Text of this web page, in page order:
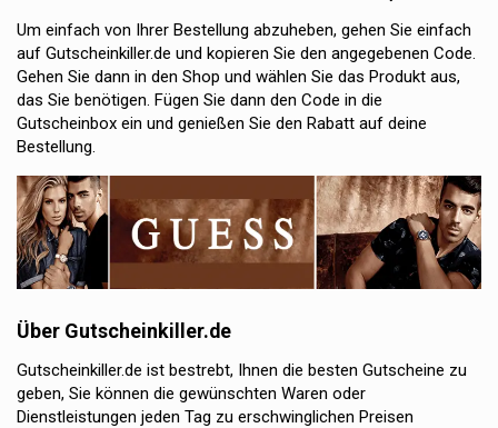
Um einfach von Ihrer Bestellung abzuheben, gehen Sie einfach
auf Gutscheinkiller.de und kopieren Sie den angegebenen Code.
Gehen Sie dann in den Shop und wählen Sie das Produkt aus,
das Sie benötigen. Fügen Sie dann den Code in die
Gutscheinbox ein und genießen Sie den Rabatt auf deine
Bestellung.
Über Gutscheinkiller.de
Gutscheinkiller.de ist bestrebt, Ihnen die besten Gutscheine zu
geben, Sie können die gewünschten Waren oder
Dienstleistungen jeden Tag zu erschwinglichen Preisen